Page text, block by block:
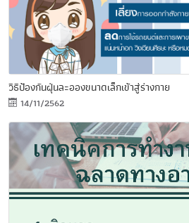
วิธีป้องกันฝุ่นละอองขนาดเล็กเข้าสู่ร่างกาย
14/11/2562